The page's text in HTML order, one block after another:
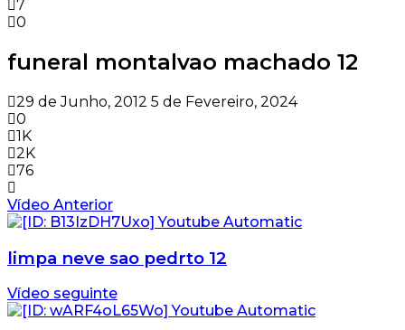
7
0
funeral montalvao machado 12
29 de Junho, 2012 5 de Fevereiro, 2024
0
1K
2K
76
Vídeo Anterior
limpa neve sao pedrto 12
Vídeo seguinte